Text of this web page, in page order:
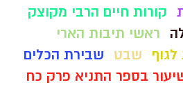
קורות חיים הרבי מקוצק
ראשי תיבות הארי
שבט
שבירת הכלים
בספר התניא פרק כח